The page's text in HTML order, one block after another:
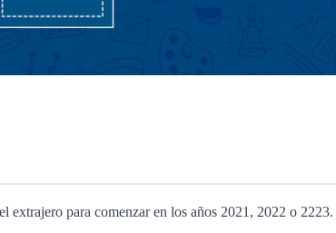
extrajero para comenzar en los años 2021, 2022 o 2223.